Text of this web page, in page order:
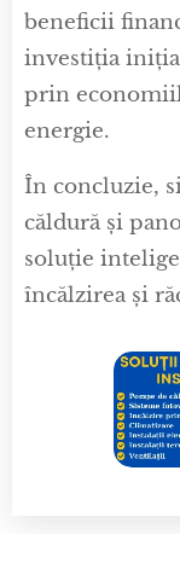
beneficii
investiția
prin
energie.
În concluzie,
căldură și
soluție
încălzirea și